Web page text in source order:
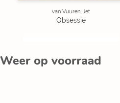
van Vuuren, Jet
Obsessie
Weer op voorraad